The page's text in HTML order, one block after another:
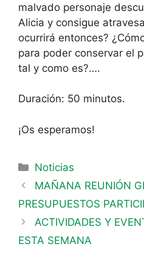
malvado personaje
Alicia y consigue
ocurrirá entonces?
para poder conservar el
tal y como es?….
Duración: 50 minutos.
¡Os esperamos!
Noticias
MAÑANA REUNIÓN
PRESUPUESTOS
ACTIVIDADES Y
ESTA SEMANA